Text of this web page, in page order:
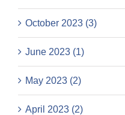
October 2023 (3)
June 2023 (1)
May 2023 (2)
April 2023 (2)